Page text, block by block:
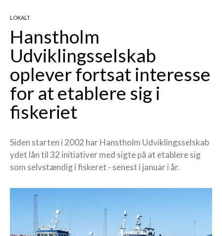
LOKALT
Hanstholm
Udviklingsselskab
oplever fortsat interesse
for at etablere sig i
fiskeriet
Siden starten i 2002 har Hanstholm Udviklingsselskab
ydet lån til 32 initiativer med sigte på at etablere sig
som selvstændig i fiskeret - senest i januar i år.